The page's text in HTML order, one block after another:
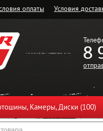
оплаты Условия
8
Камеры, Диски (100)